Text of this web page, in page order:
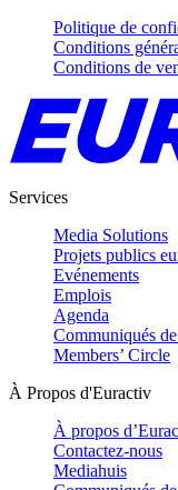
Politique de
Conditions
Conditions de
Services
Media Solutions
Projets publics
Evénements
Emplois
Agenda
Communiqués
Members’ Circle
À Propos d'Euractiv
À propos
Contactez-nous
Mediahuis